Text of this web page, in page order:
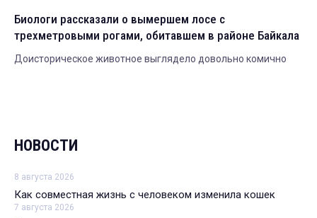
Биологи рассказали о вымершем лосе с
трехметровыми рогами, обитавшем в районе Байкала
Доисторическое животное выглядело довольно комично
НОВОСТИ
8 августа 2026
Как совместная жизнь с человеком изменила кошек
7 августа 2026